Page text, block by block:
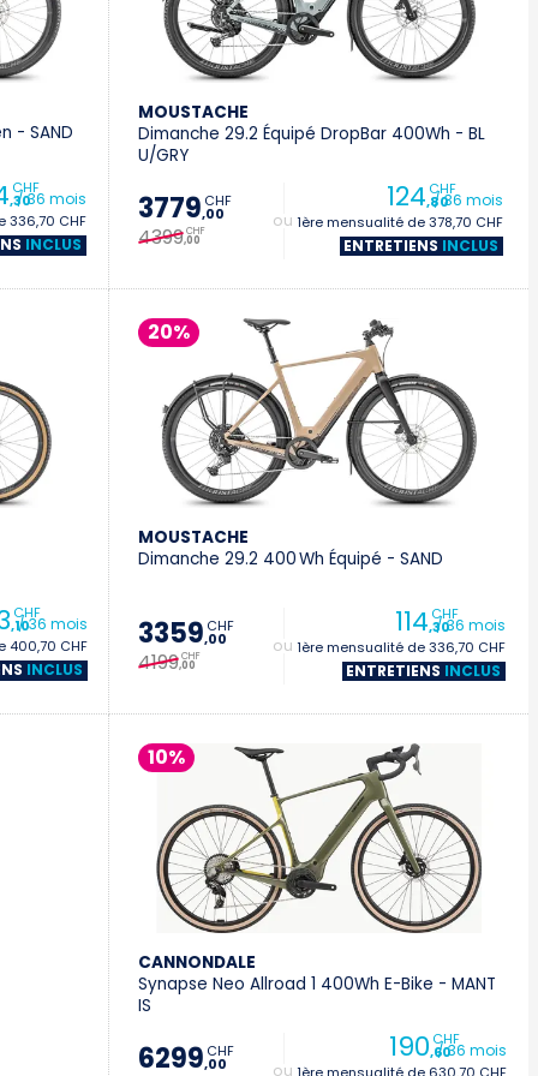
Vevey
Stromer Concept Store
- SAND
,30
CHF
/ 36 mois
336,70 CHF
INCLUS
MOUSTACHE
Dimanche 29.2 Équipé DropBar 400Wh - BL
U/GRY
3779,00
CHF
4399,00
CHF
124,80
CHF
/ 36 mois
+ 1ère mensualité de 378,70 CHF
ENTRETIENS INCLUS
,10
CHF
/ 36 mois
400,70 CHF
INCLUS
20%
MOUSTACHE
Dimanche 29.2 400 Wh Équipé - SAND
3359,00
CHF
4199,00
CHF
114,30
CHF
/ 36 mois
+ 1ère mensualité de 336,70 CHF
ENTRETIENS INCLUS
10%
CANNONDALE
Synapse Neo Allroad 1 400Wh E-Bike - MANT
IS
6299,00
CHF 190,60
CHF
/ 36 mois